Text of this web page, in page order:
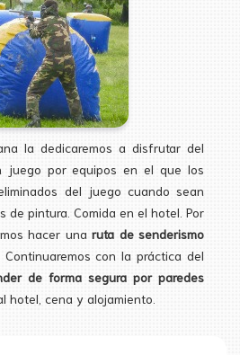
la dedicaremos a disfrutar del
juego por equipos en el que los
del juego cuando sean
de pintura. Comida en el hotel. Por
hacer una ruta de senderismo
Continuaremos con la práctica del
de forma segura por paredes
hotel, cena y alojamiento.